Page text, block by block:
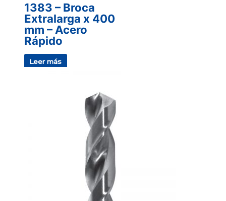
1383 – Broca
Extralarga x 400
mm – Acero
Rápido
Leer más